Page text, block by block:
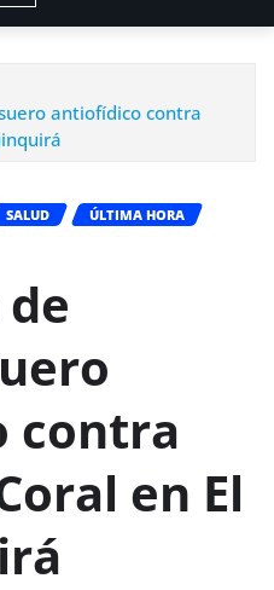
antiofídico contra
SALUD
ÚLTIMA HORA
contra
en El